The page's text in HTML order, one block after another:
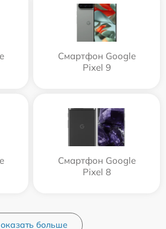
Смартфон Google
Pixel 9
Смартфон Google
Pixel 8
больше